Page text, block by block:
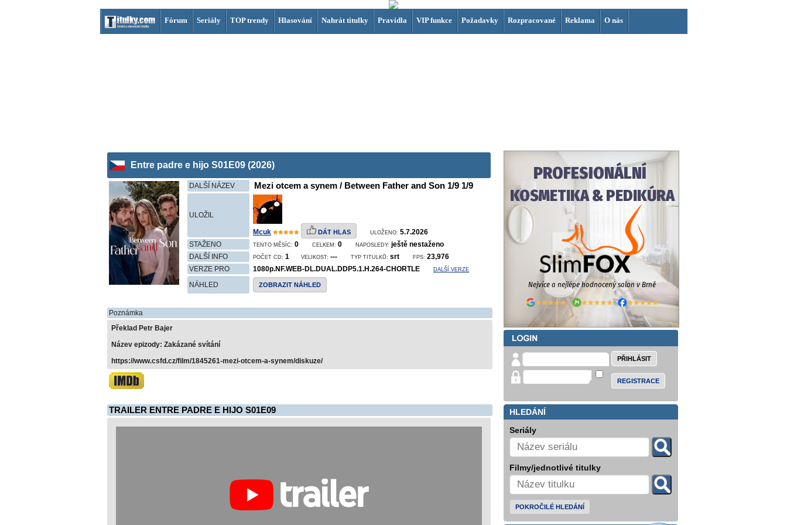
Fórum Seriály TOP trendy Hlasování Nahrát titulky Pravidla VIP funkce Požadavky Rozpracované Reklama O nás
Entre padre e hijo S01E09 (2026)
DALŠÍ NÁZEV Mezi otcem a synem / Between Father and Son 1/9 1/9
ULOŽIL
Mcuk DÁT HLAS ULOŽENO: 5.7.2026
STAŽENO
TENTO MĚSÍC: 0 CELKEM: 0 NAPOSLEDY: ještě nestaženo
DALŠÍ INFO
POČET CD: 1 VELIKOST: --- TYP TITULKŮ: srt FPS: 23,976
VERZE PRO
1080p.NF.WEB-DL.DUAL.DDP5.1.H.264-CHORTLE DALŠÍ VERZE
NÁHLED ZOBRAZIT NÁHLED
Poznámka
Překlad Petr Bajer
Název epizody: Zakázané svítání
https://www.csfd.cz/film/1845261-mezi-otcem-a-synem/diskuze/
TRAILER ENTRE PADRE E HIJO S01E09
REGISTRACE
HLEDÁNÍ
Seriály
Filmy/jednotlivé titulky
POKROČILÉ HLEDÁNÍ